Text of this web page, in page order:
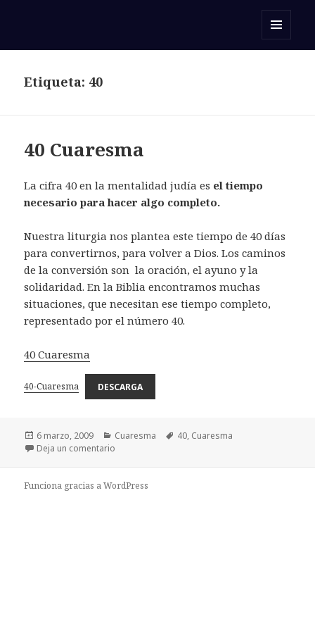
Etiqueta: 40
40 Cuaresma
La cifra 40 en la mentalidad judía es el tiempo
necesario para hacer algo completo.
Nuestra liturgia nos plantea este tiempo de 40 días
para convertirnos, para volver a Dios. Los caminos
de la conversión son la oración, el ayuno y la
solidaridad. En la Biblia encontramos muchas
situaciones, que necesitan ese tiempo completo,
representado por el número 40.
40 Cuaresma
40-Cuaresma DESCARGA
Publicado
el
6 marzo, 2009 Categorías
Cuaresma Etiquetas
40, Cuaresma
Deja un comentario
Funciona gracias a WordPress